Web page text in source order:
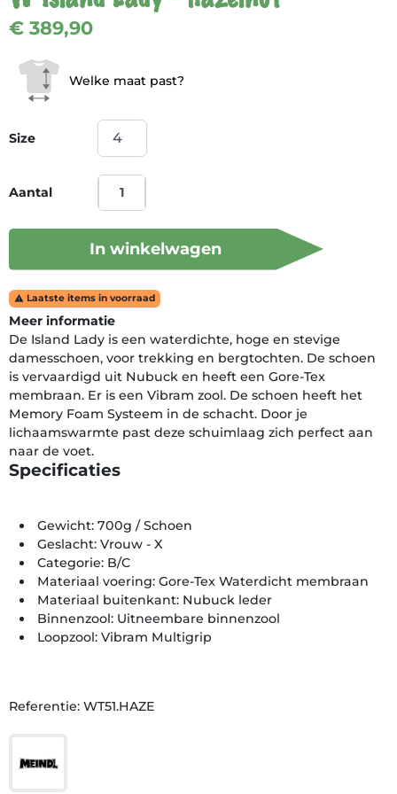
€ 389,90
Size
Welke maat past?
Aantal
In winkelwagen
 Laatste items in voorraad
Meer informatie
De Island Lady is een waterdichte, hoge en stevige
damesschoen, voor trekking en bergtochten. De schoen
is vervaardigd uit Nubuck en heeft een Gore-Tex
membraan. Er is een Vibram zool. De schoen heeft het
Memory Foam Systeem in de schacht. Door je
lichaamswarmte past deze schuimlaag zich perfect aan
naar de voet.
Specificaties
Gewicht: 700g / Schoen
Geslacht: Vrouw - X
Categorie: B/C
Materiaal voering: Gore-Tex Waterdicht membraan
Materiaal buitenkant: Nubuck leder
Binnenzool: Uitneembare binnenzool
Loopzool: Vibram Multigrip
Referentie: WT51.HAZE